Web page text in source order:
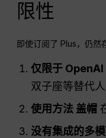
限性
即使订阅了 Plus，仍然
仅限于 OpenAI
双子座等替代
使用方法 盖帽
没有集成的多